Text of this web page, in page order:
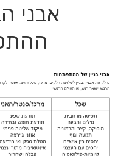
אבני